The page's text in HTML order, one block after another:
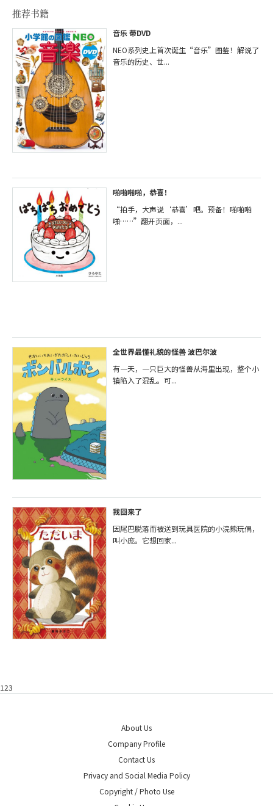
推荐书籍
音乐 带DVD
NEO系列史上首次诞生“音乐”图鉴！解说了
音乐的历史、世...
啪啪啪啪，恭喜！
“拍手，大声说‘恭喜’吧。预备！啪啪啪
啪……”翻开页面，...
全世界最懂礼貌的怪兽 波巴尔波
有一天，一只巨大的怪兽从海里出现，整个小
镇陷入了混乱。可...
我回来了
因尾巴脱落而被送到玩具医院的小浣熊玩偶，
叫小庞。它想回家...
123
About Us
Company Profile
Contact Us
Privacy and Social Media Policy
Copyright / Photo Use